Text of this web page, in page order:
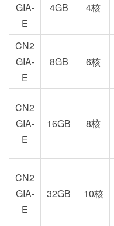
GIA-
E
4GB 4核
CN2
GIA-
E
8GB 6核
CN2
GIA-
E
16GB 8核
CN2
GIA-
E
32GB 10核